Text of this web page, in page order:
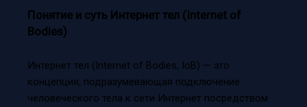
Понятие и суть Интернет тел (Internet of
Bodies)
Интернет тел (Internet of Bodies, IoB) — это
концепция, подразумевающая подключение
человеческого тела к сети Интернет посредством